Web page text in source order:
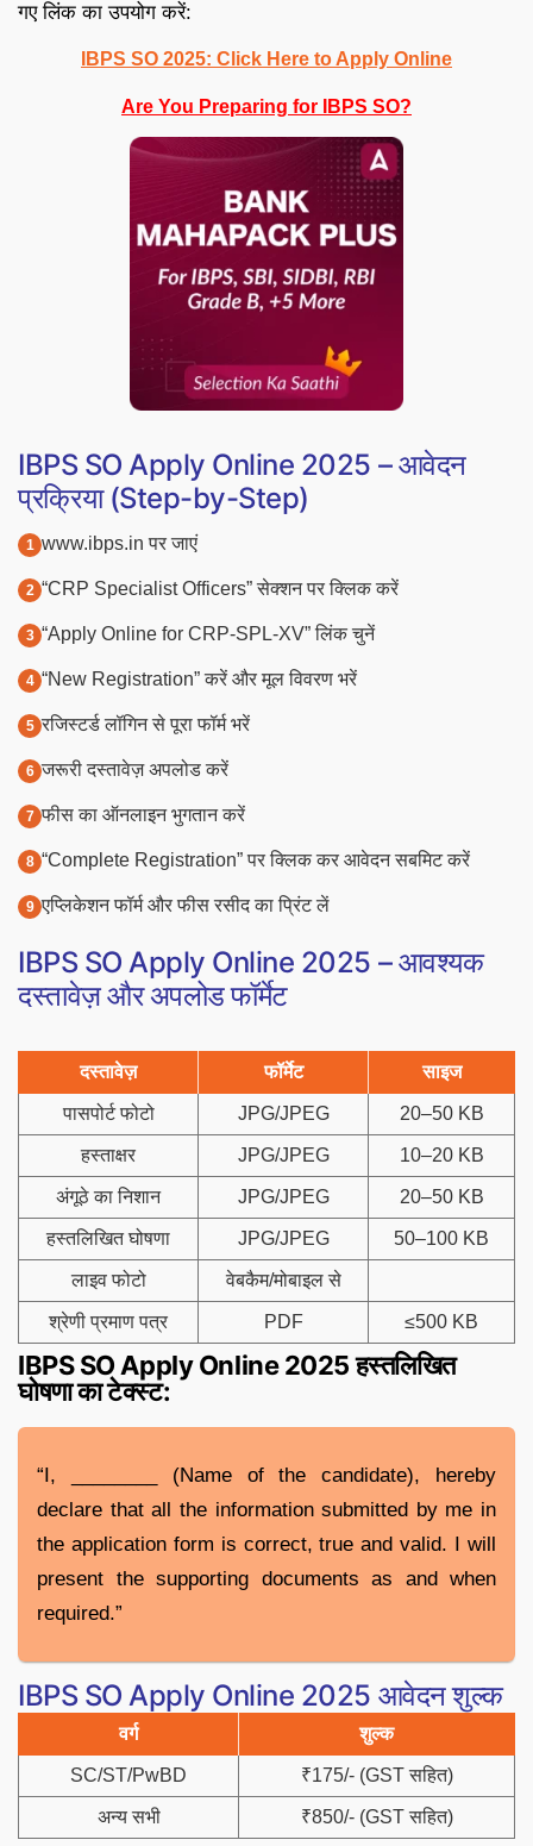
गए लिंक का उपयोग करें:
IBPS SO 2025: Click Here to Apply Online
Are You Preparing for IBPS SO?
IBPS SO Apply Online 2025 – आवेदन
प्रक्रिया (Step-by-Step)
www.ibps.in पर जाएं
“CRP Specialist Officers” सेक्शन पर क्लिक करें
“Apply Online for CRP-SPL-XV” लिंक चुनें
“New Registration” करें और मूल विवरण भरें
रजिस्टर्ड लॉगिन से पूरा फॉर्म भरें
जरूरी दस्तावेज़ अपलोड करें
फीस का ऑनलाइन भुगतान करें
“Complete Registration” पर क्लिक कर आवेदन सबमिट करें
एप्लिकेशन फॉर्म और फीस रसीद का प्रिंट लें
IBPS SO Apply Online 2025 – आवश्यक
दस्तावेज़ और अपलोड फॉर्मेट
दस्तावेज़ फॉर्मेट साइज
पासपोर्ट फोटो JPG/JPEG 20–50 KB
हस्ताक्षर JPG/JPEG 10–20 KB
अंगूठे का निशान JPG/JPEG 20–50 KB
हस्तलिखित घोषणा JPG/JPEG 50–100 KB
लाइव फोटो वेबकैम/मोबाइल से
श्रेणी प्रमाण पत्र PDF ≤500 KB
IBPS SO Apply Online 2025 हस्तलिखित
घोषणा का टेक्स्ट:
“I, ________ (Name of the candidate), hereby
declare that all the information submitted by me in
the application form is correct, true and valid. I will
present the supporting documents as and when
required.”
IBPS SO Apply Online 2025 आवेदन शुल्क
वर्ग शुल्क
SC/ST/PwBD ₹175/- (GST सहित)
अन्य सभी ₹850/- (GST सहित)